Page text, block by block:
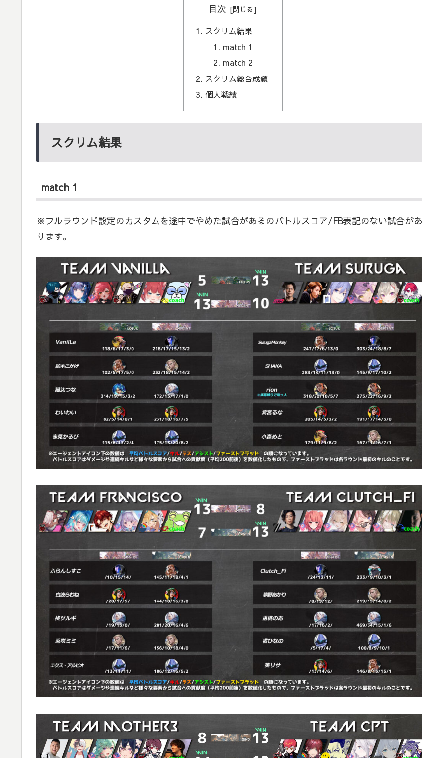
目次
スクリム結果
match 1
match 2
スクリム総合成績
個人戦績
スクリム結果
match 1
※フルラウンド設定のカスタムを途中でやめた試合があるのバトルスコア/FB表記のない試合があ
ります。